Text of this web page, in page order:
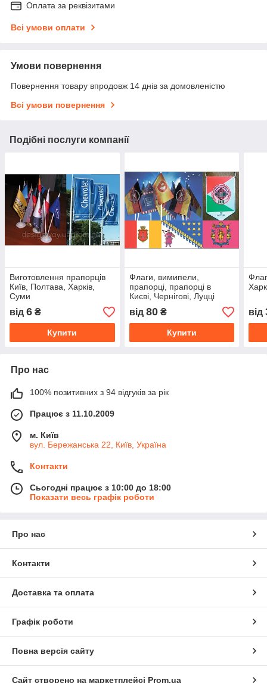
Оплата за реквізитами
Всі умови оплати
Умови повернення
Повернення товару впродовж 14 днів за домовленістю
Всі умови повернення
Подібні послуги компанії
Виготовлення прапорців
Київ, Полтава, Харків,
Суми
від 6 ₴
Купити
Флаги, вимипели,
прапорці, прапорці в
Києві, Чернігові, Луцці
від 80₴
Купити
від
Про нас
100% позитивних з 94 відгуків за рік
Працює з 11.10.2009
м. Київ
вул. Бережанська 22, Київ, Україна
Контакти
Сьогодні працює з 10:00 до 18:00
Показати весь графік роботи
Про нас
Контакти
Доставка та оплата
Графік роботи
Повна версія сайту
Сайт створено на маркетплейсі Prom.ua